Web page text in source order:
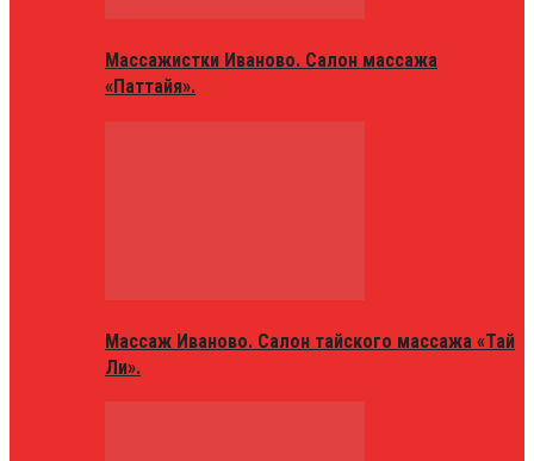
Массажистки Иваново. Салон массажа
«Паттайя».
Массаж Иваново. Салон тайского массажа «Тай
Ли».